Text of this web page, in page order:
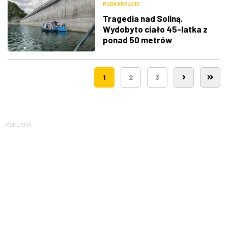
PODKARPACIE
Tragedia nad Soliną.
Wydobyto ciało 45-latka z
ponad 50 metrów
1 2 3
REKLAMA